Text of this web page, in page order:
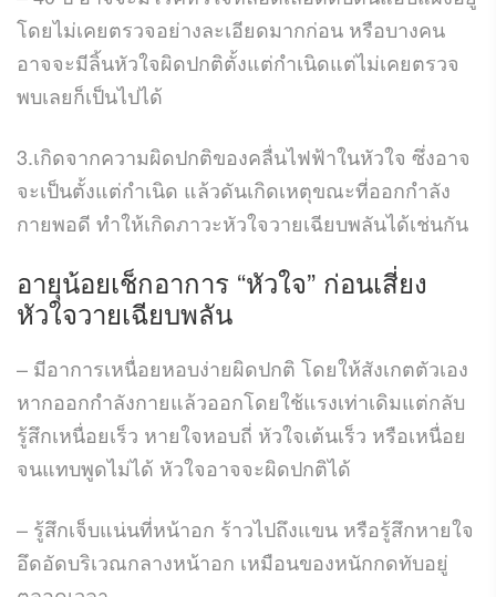
โดยไม่เคยตรวจอย่างละเอียดมากก่อน หรือบางคน
อาจจะมีลิ้นหัวใจผิดปกติตั้งแต่กำเนิดแต่ไม่เคยตรวจ
พบเลยก็เป็นไปได้
3.เกิดจากความผิดปกติของคลื่นไฟฟ้าในหัวใจ ซึ่งอาจ
จะเป็นตั้งแต่กำเนิด แล้วดันเกิดเหตุขณะที่ออกกำลัง
กายพอดี ทำให้เกิดภาวะหัวใจวายเฉียบพลันได้เช่นกัน
อายุน้อยเช็กอาการ “หัวใจ” ก่อนเสี่ยง
หัวใจวายเฉียบพลัน
– มีอาการเหนื่อยหอบง่ายผิดปกติ โดยให้สังเกตตัวเอง
หากออกกำลังกายแล้วออกโดยใช้แรงเท่าเดิมแต่กลับ
รู้สึกเหนื่อยเร็ว หายใจหอบถี่ หัวใจเต้นเร็ว หรือเหนื่อย
จนแทบพูดไม่ได้ หัวใจอาจจะผิดปกติได้
– รู้สึกเจ็บแน่นที่หน้าอก ร้าวไปถึงแขน หรือรู้สึกหายใจ
อึดอัดบริเวณกลางหน้าอก เหมือนของหนักกดทับอยู่